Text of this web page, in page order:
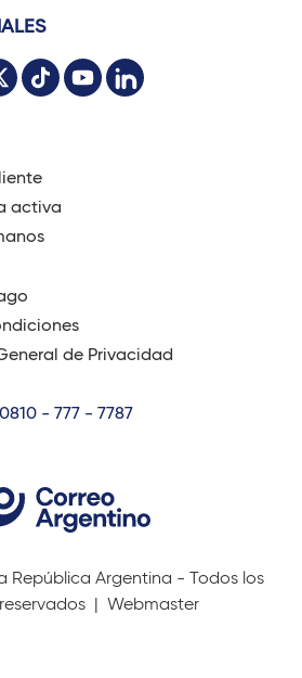
activa
de Privacidad
- 777 - 7787
República Argentina - Todos los
| Webmaster